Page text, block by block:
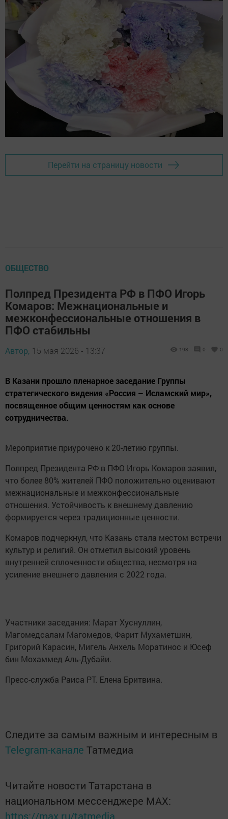
Перейти на страницу новости
ОБЩЕСТВО
Полпред Президента РФ в ПФО Игорь
Комаров: Межнациональные и
межконфессиональные отношения в
ПФО стабильны
Автор, 15 мая 2026 - 13:37 193 0 0
В Казани прошло пленарное заседание Группы
стратегического видения «Россия – Исламский мир»,
посвященное общим ценностям как основе
сотрудничества.
Мероприятие приурочено к 20-летию группы.
Полпред Президента РФ в ПФО Игорь Комаров заявил,
что более 80% жителей ПФО положительно оценивают
межнациональные и межконфессиональные
отношения. Устойчивость к внешнему давлению
формируется через традиционные ценности.
Комаров подчеркнул, что Казань стала местом встречи
культур и религий. Он отметил высокий уровень
внутренней сплоченности общества, несмотря на
усиление внешнего давления с 2022 года.
Участники заседания: Марат Хуснуллин,
Магомедсалам Магомедов, Фарит Мухаметшин,
Григорий Карасин, Мигель Анхель Моратинос и Юсеф
бин Мохаммед Аль-Дубайи.
Пресс-служба Раиса РТ. Елена Бритвина.
Следите за самым важным и интересным в
Telegram-канале Татмедиа
Читайте новости Татарстана в
национальном мессенджере MАХ:
https://max.ru/tatmedia